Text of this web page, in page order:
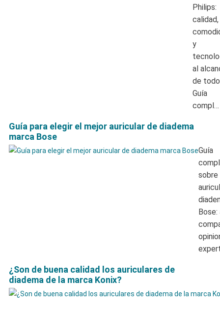
Philips:
calidad,
y
al
de
Guía
compl…
Guía para elegir el mejor auricular de diadema
marca Bose
Guía
sobre
Bose:
¿Son de buena calidad los auriculares de
diadema de la marca Konix?